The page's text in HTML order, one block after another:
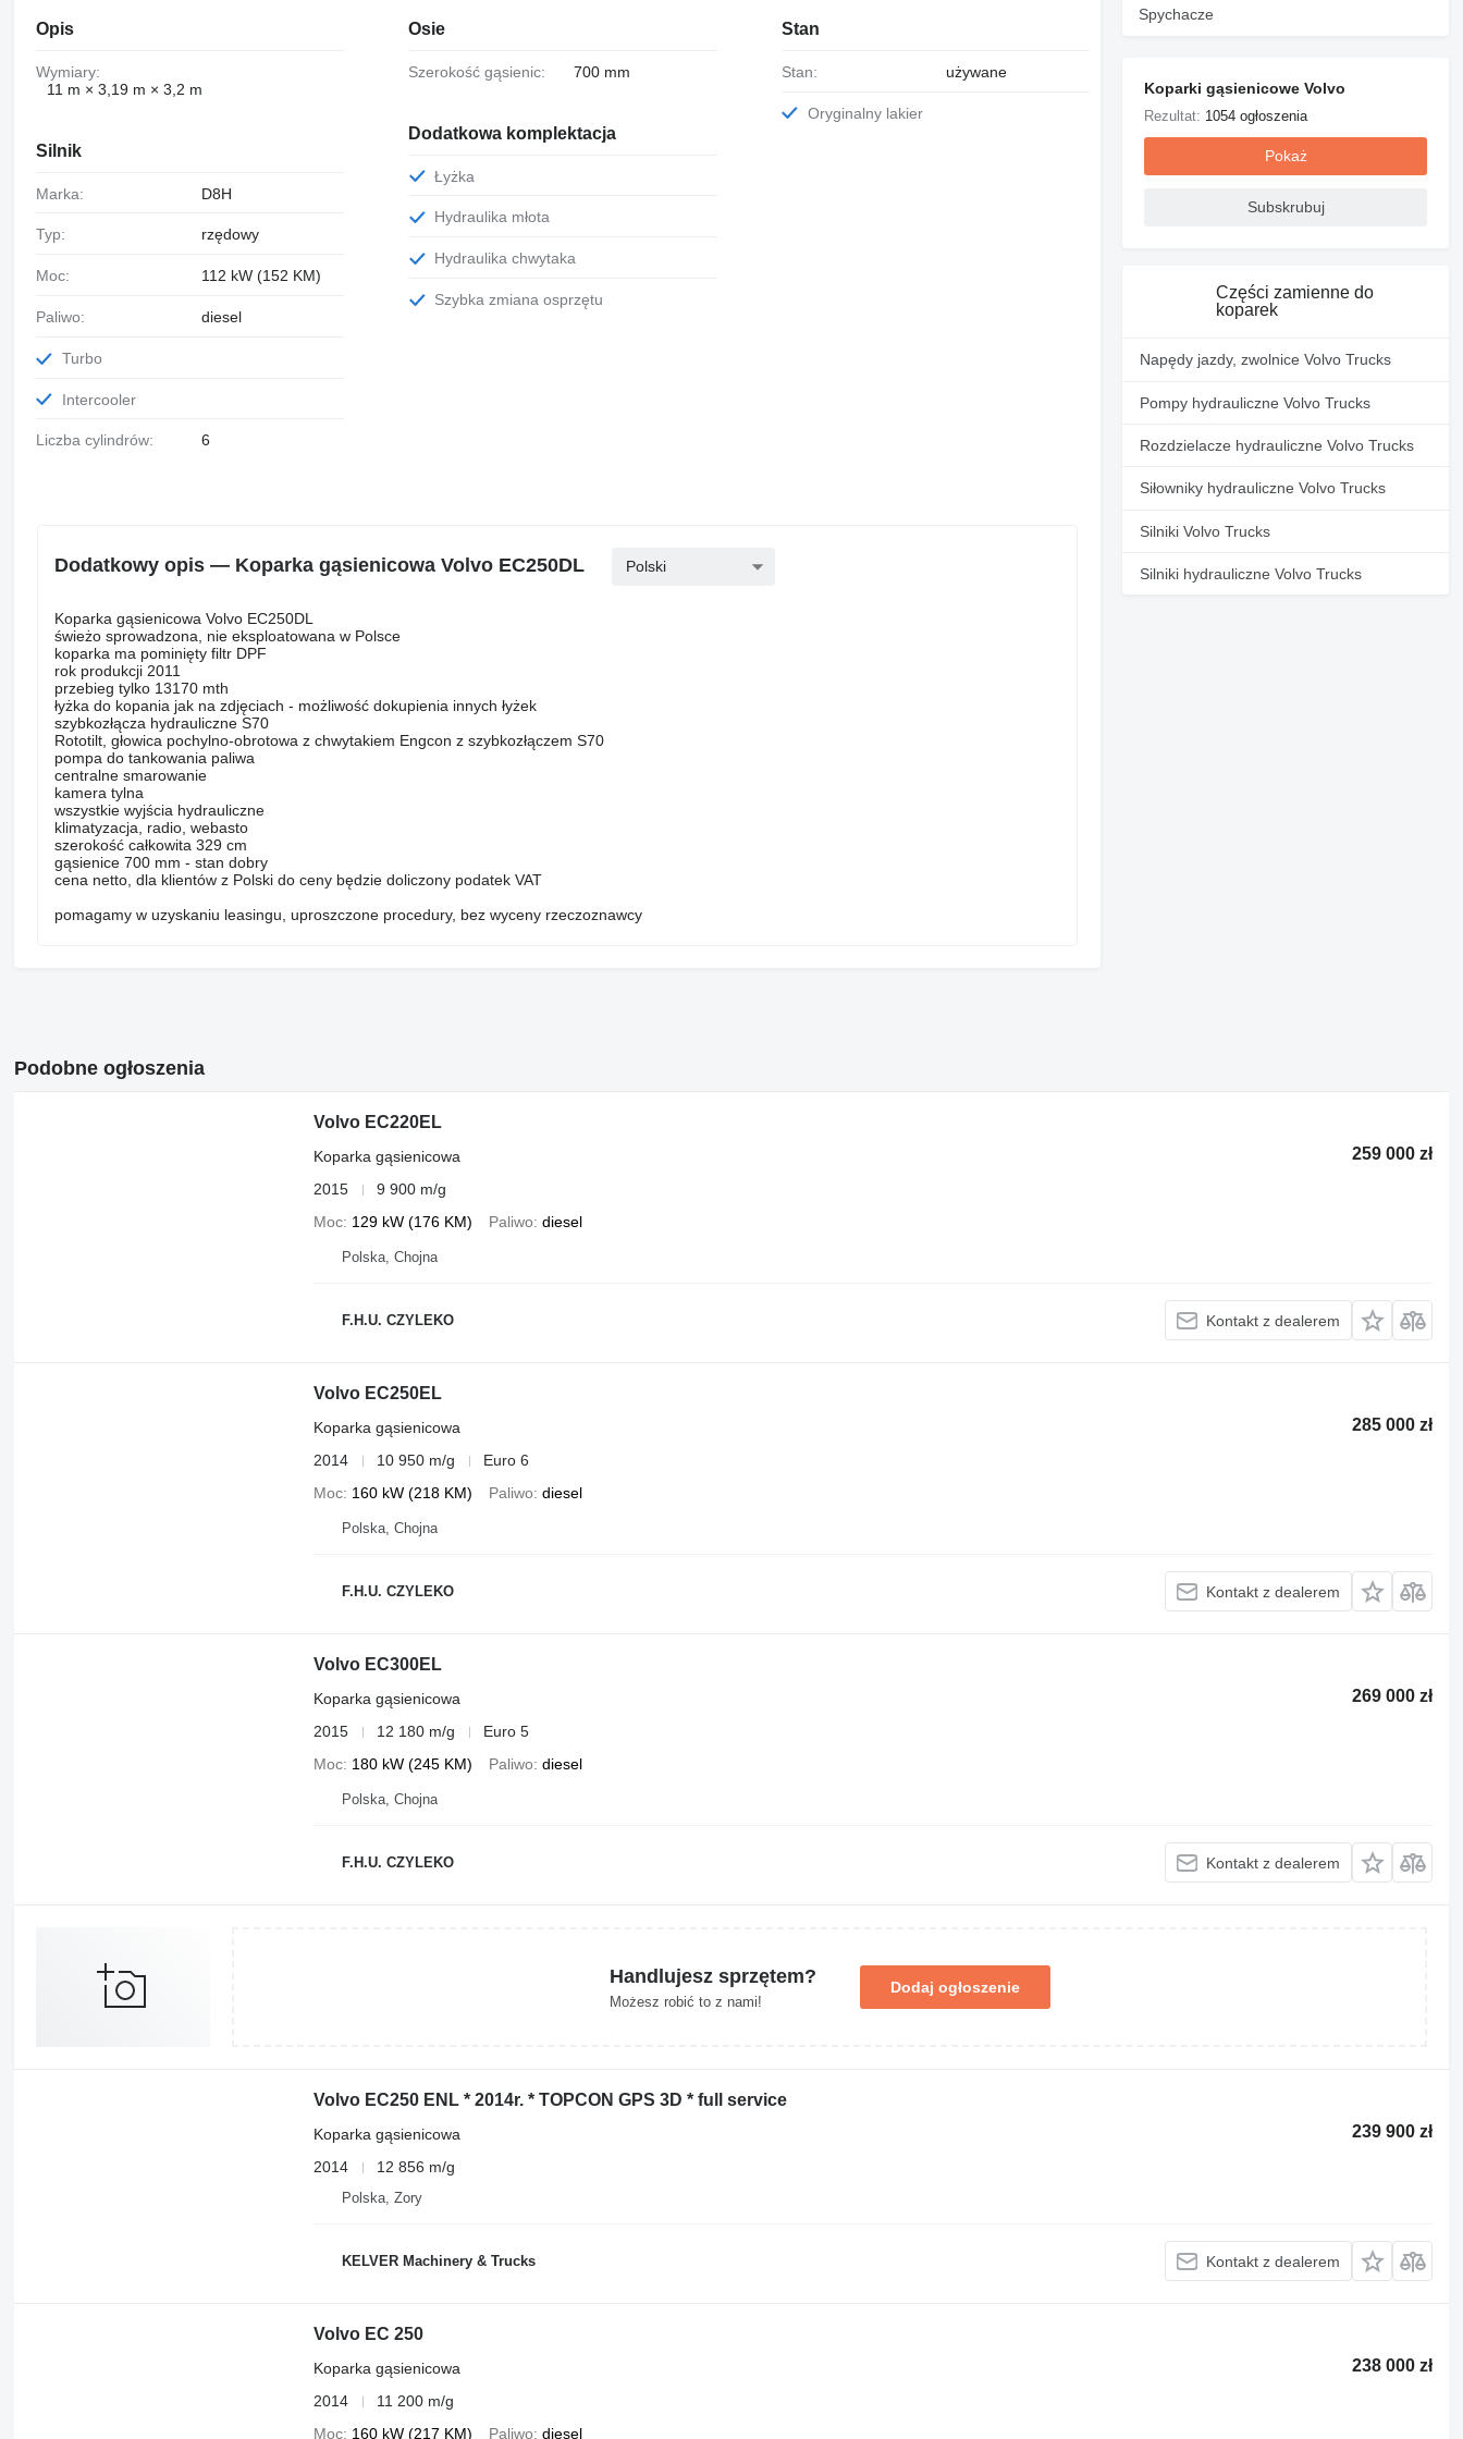
Opis
Wymiary:
11 m × 3,19 m × 3,2 m
Silnik
Marka: D8H
Typ: rzędowy
Moc: 112 kW (152 KM)
Paliwo: diesel
Turbo
Intercooler
Liczba cylindrów: 6
Osie
Szerokość gąsienic: 700 mm
Dodatkowa komplektacja
Łyżka
Hydraulika młota
Hydraulika chwytaka
Szybka zmiana osprzętu
Stan
Stan: używane
Oryginalny lakier
Dodatkowy opis — Koparka gąsienicowa Volvo EC250DL Polski
Koparka gąsienicowa Volvo EC250DL
świeżo sprowadzona, nie eksploatowana w Polsce
koparka ma pominięty filtr DPF
rok produkcji 2011
przebieg tylko 13170 mth
łyżka do kopania jak na zdjęciach - możliwość dokupienia innych łyżek
szybkozłącza hydrauliczne S70
Rototilt, głowica pochylno-obrotowa z chwytakiem Engcon z szybkozłączem S70
pompa do tankowania paliwa
centralne smarowanie
kamera tylna
wszystkie wyjścia hydrauliczne
klimatyzacja, radio, webasto
szerokość całkowita 329 cm
gąsienice 700 mm - stan dobry
cena netto, dla klientów z Polski do ceny będzie doliczony podatek VAT
pomagamy w uzyskaniu leasingu, uproszczone procedury, bez wyceny rzeczoznawcy
Spychacze
Koparki gąsienicowe Volvo
Rezultat: 1054 ogłoszenia
Pokaż
Subskrubuj
Części zamienne do
koparek
Napędy jazdy, zwolnice Volvo Trucks
Pompy hydrauliczne Volvo Trucks
Rozdzielacze hydrauliczne Volvo Trucks
Siłowniky hydrauliczne Volvo Trucks
Silniki Volvo Trucks
Silniki hydrauliczne Volvo Trucks
Podobne ogłoszenia
Volvo EC220EL
259 000 zł
Koparka gąsienicowa
2015
9 900 m/g
Moc 129 kW (176 KM) Paliwo diesel
Polska, Chojna
F.H.U. CZYLEKO Kontakt z dealerem
Volvo EC250EL
285 000 zł
Koparka gąsienicowa
2014
10 950 m/g
Euro 6
Moc 160 kW (218 KM) Paliwo diesel
Polska, Chojna
F.H.U. CZYLEKO Kontakt z dealerem
Volvo EC300EL
269 000 zł
Koparka gąsienicowa
2015
12 180 m/g
Euro 5
Moc 180 kW (245 KM) Paliwo diesel
Polska, Chojna
F.H.U. CZYLEKO Kontakt z dealerem
Handlujesz sprzętem?
Możesz robić to z nami!
Dodaj ogłoszenie
Volvo EC250 ENL * 2014r. * TOPCON GPS 3D * full service
239 900 zł
Koparka gąsienicowa
2014
12 856 m/g
Polska, Zory
KELVER Machinery & Trucks Kontakt z dealerem
Volvo EC 250
238 000 zł
Koparka gąsienicowa
2014
11 200 m/g
Moc 160 kW (217 KM) Paliwo diesel